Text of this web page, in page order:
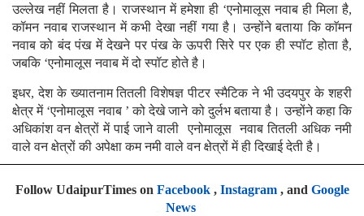
उल्लेख नहीं मिलता है। राजस्थान में हमेशा ही ‘एनोमालूस नवाब ही मिला है,
कॉमन नवाब राजस्थान में कभी देखा नहीं गया है। उन्होंने बताया कि काॅमन
नवाब को बंद पंख में देखने पर पंख के ऊपरी सिरे पर एक ही स्पॉट होता है,
जबकि ‘एनोमालूस नवाब में दो स्पॉट होते है।
इधर, देश के ख्यातनाम तितली विशेषज्ञ पीटर स्मैटिक ने भी उदयपुर के शहरी
क्षेत्र में ‘एनोमालूस नवाब ’ को देखे जाने को दुर्लभ बताया है। उन्होंने कहा कि
अधिकांश वन क्षेत्रों में पाई जाने वाली एनोमालूस नवाब तितली अधिक नमी
वाले वन क्षेत्रों की अपेक्षा कम नमी वाले वन क्षेत्रों में ही दिखाई देती है।
Follow UdaipurTimes on Facebook, Instagram, and Google
News